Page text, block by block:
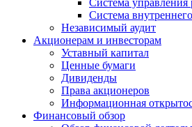
Система управления
Система
Независимый аудит
Акционерам и инвесторам
Уставный капитал
Ценные бумаги
Дивиденды
Права акционеров
Информационная
Финансовый обзор